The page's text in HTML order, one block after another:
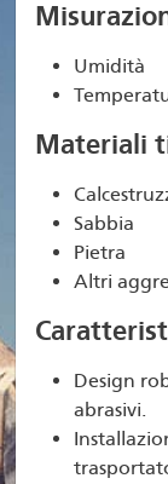
Umidità
Materiali
Sabbia
Pietra
Altri
Design
abrasivi.